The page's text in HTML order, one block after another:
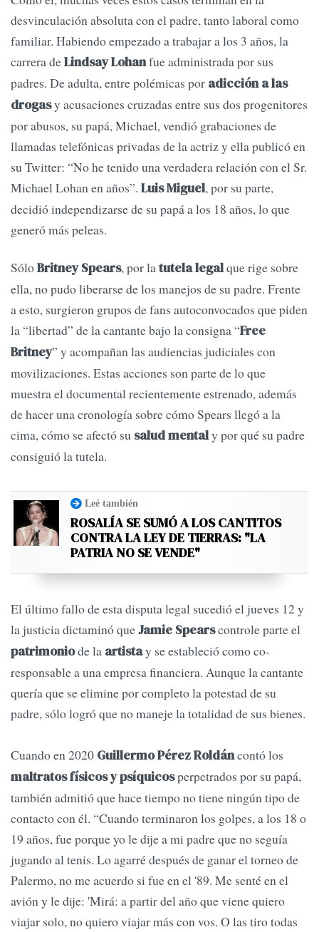
desvinculación absoluta con el padre, tanto laboral como
familiar. Habiendo empezado a trabajar a los 3 años, la
carrera deLindsay Lohanfue administrada por sus
padres. De adulta, entre polémicas por adicción a las
drogasy acusaciones cruzadas entre sus dos progenitores
por abusos, su papá, Michael, vendió grabaciones de
llamadas telefónicas privadas de la actriz y ella publicó en
su Twitter: “No he tenido una verdadera relación con el Sr.
Michael Lohan en años”. Luis Miguel, por su parte,
decidió independizarse de su papá a los 18 años, lo que
generó más peleas.
SóloBritney Spears, por latutela legalque rige sobre
ella, no pudo liberarse de los manejos de su padre. Frente
a esto, surgieron grupos de fans autoconvocados que piden
la “libertad” de la cantante bajo la consigna “Free
Britney” y acompañan las audiencias judiciales con
movilizaciones. Estas acciones son parte de lo que
muestra el documental recientemente estrenado, además
de hacer una cronología sobre cómo Spears llegó a la
cima, cómo se afectó su salud mentaly por qué su padre
consiguió la tutela.
Leé también
ROSALÍA SE SUMÓ A LOS CANTITOS
CONTRA LA LEY DE TIERRAS: "LA
PATRIA NO SE VENDE"
El último fallo de esta disputa legal sucedió el jueves 12 y
la justicia dictaminó queJamie Spearscontrole parte el
patrimoniode la artistay se estableció como co-
responsable a una empresa financiera. Aunque la cantante
quería que se elimine por completo la potestad de su
padre, sólo logró que no maneje la totalidad de sus bienes.
Cuando en 2020 Guillermo Pérez Roldáncontó los
maltratos físicos y psíquicosperpetrados por su papá,
también admitió que hace tiempo no tiene ningún tipo de
contacto con él. “Cuando terminaron los golpes, a los 18 o
19 años, fue porque yo le dije a mi padre que no seguía
jugando al tenis. Lo agarré después de ganar el torneo de
Palermo, no me acuerdo si fue en el '89. Me senté en el
avión y le dije: 'Mirá: a partir del año que viene quiero
viajar solo, no quiero viajar más con vos. O las tiro todas